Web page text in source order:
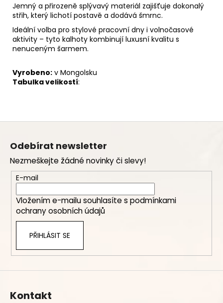
Jemný a přirozeně splývavý materiál zajišťuje dokonalý
střih, který lichotí postavě a dodává šmrnc.
Ideální volba pro stylové pracovní dny i volnočasové
aktivity – tyto kalhoty kombinují luxusní kvalitu s
nenuceným šarmem.
Vyrobeno: v Mongolsku
Tabulka velikostí:
Z
Odebírat newsletter
Nezmeškejte žádné novinky či slevy!
E-mail
Vložením e-mailu souhlasíte s podmínkami
ochrany osobních údajů
PŘIHLÁSIT SE
Kontakt